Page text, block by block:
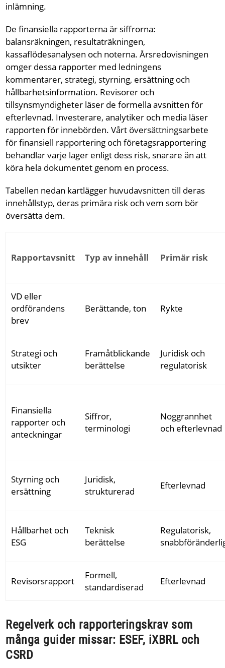
inlämning.
De finansiella rapporterna är siffrorna:
balansräkningen, resultaträkningen,
kassaflödesanalysen och noterna. Årsredovisningen
omger dessa rapporter med ledningens
kommentarer, strategi, styrning, ersättning och
hållbarhetsinformation. Revisorer och
tillsynsmyndigheter läser de formella avsnitten för
efterlevnad. Investerare, analytiker och media läser
rapporten för innebörden. Vårt översättningsarbete
för finansiell rapportering och företagsrapportering
behandlar varje lager enligt dess risk, snarare än att
köra hela dokumentet genom en process.
Tabellen nedan kartlägger huvudavsnitten till deras
innehållstyp, deras primära risk och vem som bör
översätta dem.
Rapportavsnitt Typ av innehåll Primär risk
VD eller
ordförandens
brev
Berättande, ton Rykte
Strategi och
utsikter
Framåtblickande
berättelse
Juridisk och
regulatorisk
Finansiella
rapporter och
anteckningar
Siffror,
terminologi
Noggrannhet
och efterlevnad
Styrning och
ersättning
Juridisk,
strukturerad
Efterlevnad
Hållbarhet och
ESG
Teknisk
berättelse
Regulatorisk,
Revisorsrapport
Formell,
standardiserad
Efterlevnad
Regelverk och rapporteringskrav som
många guider missar: ESEF, iXBRL och
CSRD